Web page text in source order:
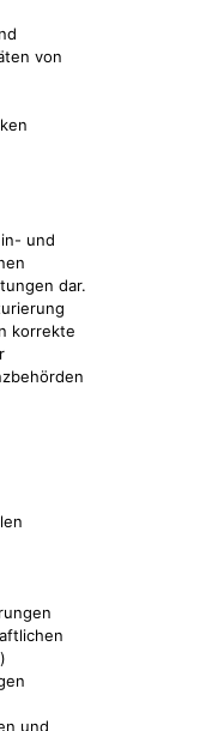
von
und
dar.
korrekte
und